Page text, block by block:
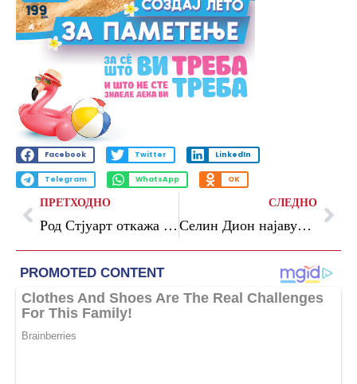
Facebook Twitter LinkedIn
Telegram WhatsApp OK
ПРЕТХОДНО
Род Стјуарт откажа концерти поради лоша здравствена состојба
СЛЕДНО
Селин Дион најавува 10 дополнителни концерти во Париз поради големиот интерес